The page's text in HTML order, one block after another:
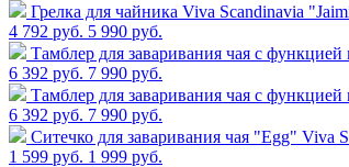
Грелка для чайника Viva Scandinavia
4 792 руб. 5 990 руб.
Тамблер для заваривания чая с
6 392 руб. 7 990 руб.
Тамблер для заваривания чая с
6 392 руб. 7 990 руб.
Cитечко для заваривания чая "Egg" Viva
1 599 руб. 1 999 руб.